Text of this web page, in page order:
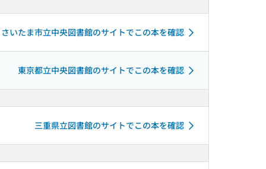
さいたま市立中央図書館のサイトでこの本を確認
東京都立中央図書館のサイトでこの本を確認
三重県立図書館のサイトでこの本を確認